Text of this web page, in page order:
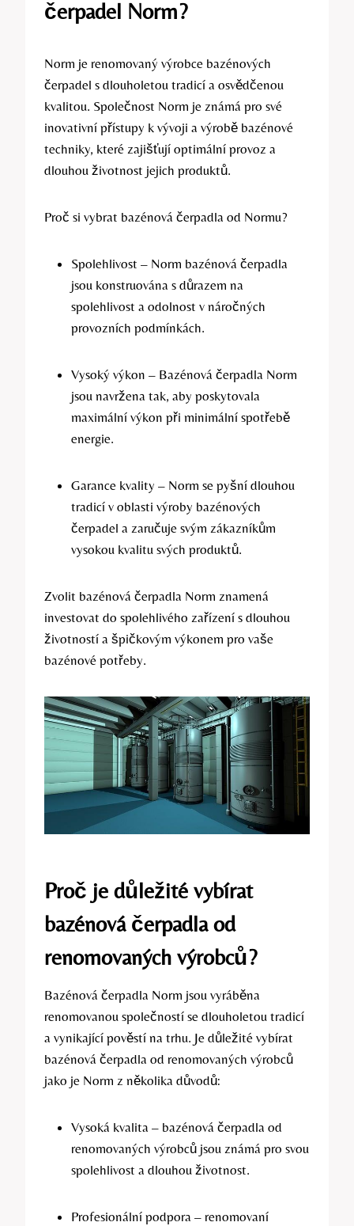
čerpadel Norm?
Norm je renomovaný výrobce bazénových
čerpadel s dlouholetou tradicí a osvědčenou
kvalitou. Společnost Norm je známá pro své
inovativní přístupy k vývoji a výrobě bazénové
techniky, které zajišťují optimální provoz a
dlouhou životnost jejich produktů.
Proč si vybrat bazénová čerpadla od Normu?
Spolehlivost – Norm bazénová čerpadla
jsou konstruována s důrazem na
spolehlivost a odolnost v náročných
provozních podmínkách.
Vysoký výkon – Bazénová čerpadla Norm
jsou navržena tak, aby poskytovala
maximální výkon při minimální spotřebě
energie.
Garance kvality – Norm se pyšní dlouhou
tradicí v oblasti výroby bazénových
čerpadel a zaručuje svým zákazníkům
vysokou kvalitu svých produktů.
Zvolit bazénová čerpadla Norm znamená
investovat do spolehlivého zařízení s dlouhou
životností a špičkovým výkonem pro vaše
bazénové potřeby.
Proč je důležité vybírat
bazénová čerpadla od
renomovaných výrobců?
Bazénová čerpadla Norm jsou vyráběna
renomovanou společností se dlouholetou tradicí
a vynikající pověstí na trhu. Je důležité vybírat
bazénová čerpadla od renomovaných výrobců
jako je Norm z několika důvodů:
Vysoká kvalita – bazénová čerpadla od
renomovaných výrobců jsou známá pro svou
spolehlivost a dlouhou životnost.
Profesionální podpora – renomovaní